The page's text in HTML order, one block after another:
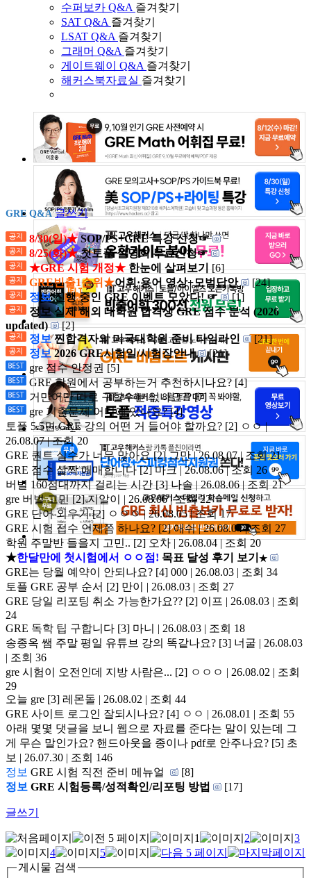
수퍼보카 Q&A 즐겨찾기
SAT Q&A 즐겨찾기
LSAT Q&A 즐겨찾기
그래머 Q&A 즐겨찾기
게이트웨이 Q&A 즐겨찾기
해커스북자료실 즐겨찾기
GRE Q&A 글쓰기
8/30(일)★SOP/PS+GRE 특강 신청☞
8/25(화)★첫토플 설명회 무료신청☞
★GRE 시험 개정★한눈에 살펴보기 [6]
GRE빈출1순위★어휘·용어 영상+모범답안
[24]
정보진행 중인 GRE 이벤트 모았다! ☞
[1]
정보 실제 해외 대학원 합격생 GRE 점수 분석 (2026
updated)
[2]
정보찐합격자의 미국대학원 준비 타임라인
[21]
정보2026 GRE시험일/시험장안내
[21]
gre 점수 안정권 [5]
GRE 학원에서 공부하는거 추천하시나요?[4]
거만어만 따로 구할수는 없나요??[7]
gre 기출문제 어디에 있나요?[4]
토플 5.5면 GRE 강의 어떤 거 들어야 할까요? [2] ㅇㅇ |
26.08.07 | 조회 20
GRE 퀀트 실수가 너무 많아요[2] 그만 | 26.08.07 | 조회 21
GRE 점수 살짝 애매합니다[2] 마크 | 26.08.06 | 조회 26
버벌 160점대까지 걸리는 시간[3] 나솔 | 26.08.06 | 조회 21
gre 버벌 고민[2] 지알이 | 26.08.06 | 조회 22
GRE 단어 외우기[2] ㅇㅇㅇ | 26.08.05 | 조회 17
GRE 시험 접수 언제쯤 하나요? [2] 애쉬 | 26.08.04 | 조회 27
학원 주말반 들을지 고민..[2] 오차 | 26.08.04 | 조회 20
★한달만에 첫시험에서 ㅇㅇ점! 목표 달성 후기 보기 ★
GRE는 당월 예약이 안되나요? [4] 000 | 26.08.03 | 조회 34
토플 GRE 공부 순서 [2] 만이 | 26.08.03 | 조회 27
GRE 당일 리포팅 취소 가능한가요?? [2] 이프 | 26.08.03 | 조회
24
GRE 독학 팁 구합니다 [3] 마니 | 26.08.03 | 조회 18
송종옥 쌤 주말 평일 유튜브 강의 똑같나요? [3] 너굴 | 26.08.03
| 조회 36
gre 시험이 오전인데 지방 사람은... [2] ㅇㅇㅇ | 26.08.02 | 조회
29
오늘 gre [3] 레몬돌 | 26.08.02 | 조회 44
GRE 사이트 로그인 잘되시나요? [4] ㅇㅇ | 26.08.01 | 조회 55
아래 몇몇 댓글을 보니 웹으로 자료를 준다는 말이 있는데 그
게 무슨 말인가요? 핸드아웃을 종이나 pdf로 안주나요? [5] 초
보 | 26.07.30 | 조회 146
정보 GRE 시험 직전 준비 메뉴얼
[8]
정보 GRE 시험등록/성적확인/리포팅 방법 [17]
글쓰기
1 2
3
4
5
게시물 검색